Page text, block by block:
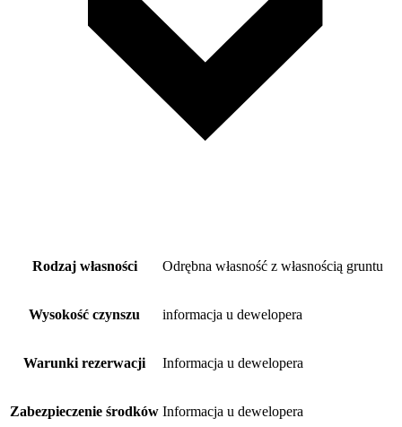
Rodzaj własności Odrębna własność z własnością gruntu
Wysokość czynszu informacja u dewelopera
Warunki rezerwacji Informacja u dewelopera
Zabezpieczenie środków Informacja u dewelopera